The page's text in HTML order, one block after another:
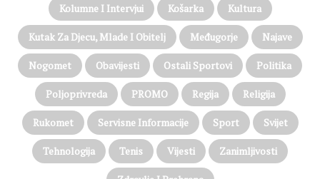
Kolumne I Intervjui Košarka Kultura
Kutak Za Djecu, Mlade I Obitelj Međugorje Najave
Nogomet Obavijesti Ostali Sportovi Politika
Poljoprivreda PROMO Regija Religija
Rukomet Servisne Informacije Sport Svijet
Tehnologija Tenis Vijesti Zanimljivosti